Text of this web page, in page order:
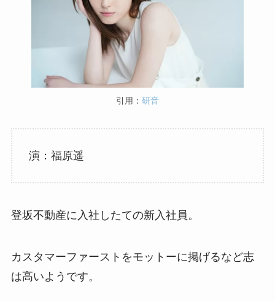
引用： 研音
演：福原遥
登坂不動産に入社したての新入社員。
カスタマーファーストをモットーに掲げるなど志
は高いようです。